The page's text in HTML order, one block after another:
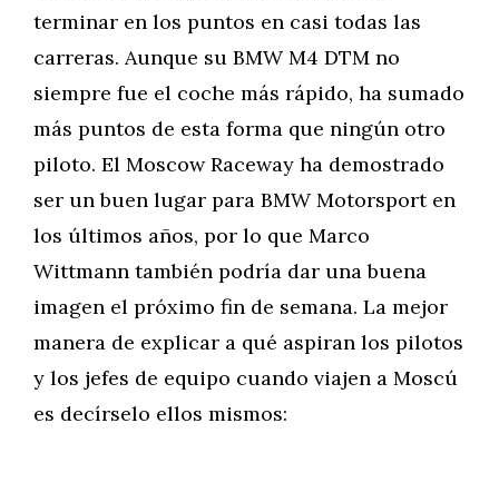
terminar en los puntos en casi todas las
carreras. Aunque su BMW M4 DTM no
siempre fue el coche más rápido, ha sumado
más puntos de esta forma que ningún otro
piloto. El Moscow Raceway ha demostrado
ser un buen lugar para BMW Motorsport en
los últimos años, por lo que Marco
Wittmann también podría dar una buena
imagen el próximo fin de semana. La mejor
manera de explicar a qué aspiran los pilotos
y los jefes de equipo cuando viajen a Moscú
es decírselo ellos mismos: